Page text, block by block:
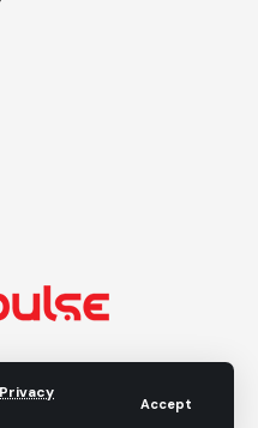
Privacy
Accept